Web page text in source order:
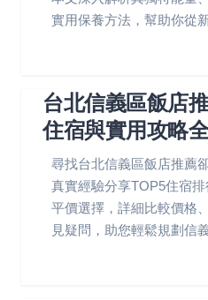
實用保養方法，幫助你從
台北信義區飯店
住宿與實用攻略
尋找台北信義區飯店推薦
真實經驗分享TOP5住宿
平價選擇，詳細比較價格
見疑問，助您輕鬆規劃信